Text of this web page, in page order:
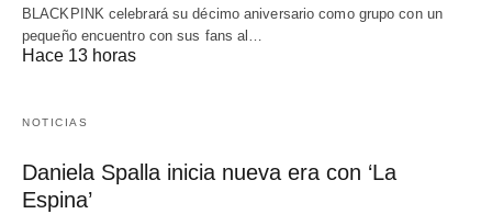
BLACKPINK celebrará su décimo aniversario como grupo con un
pequeño encuentro con sus fans al…
Hace 13 horas
NOTICIAS
Daniela Spalla inicia nueva era con ‘La
Espina’